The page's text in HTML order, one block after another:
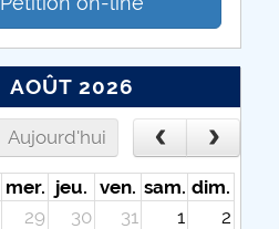
AOÛT 2026
Aujourd'hui
mer. jeu. ven. sam. dim.
29 30 31 1
2